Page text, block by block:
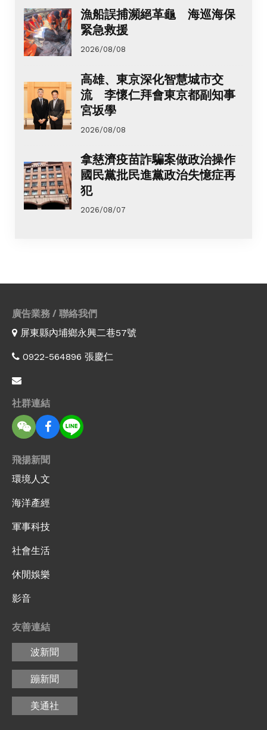
漁船誤捕瀕絕革龜 海巡海保
緊急救援
2026/08/08
高雄、東京深化智慧城市交
流 李懷仁拜會東京都副知事
宮坂學
2026/08/08
拿慈濟疫苗詐騙案做政治操作
國民黨批民進黨政治失憶症再
犯
2026/08/07
廣告業務 / 聯絡我們
屏東縣內埔鄉永興二巷57號
0922-564896 張慶仁
社群連結
飛揚新聞
環境人文
海洋產經
軍事科技
社會生活
休閒娛樂
影音
友善連結
波新聞
蹦新聞
美通社